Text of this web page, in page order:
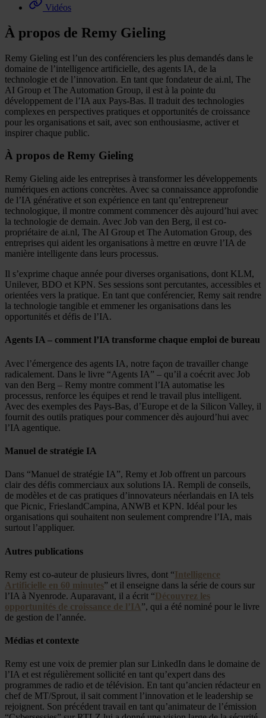
Vidéos
À propos de Remy Gieling
Remy Gieling est l’un des conférenciers les plus demandés dans le
domaine de l’intelligence artificielle, des agents IA, de la
technologie et de l’innovation. En tant que fondateur de ai.nl, The
AI Group et The Automation Group, il est à la pointe du
développement de l’IA aux Pays-Bas. Il traduit des technologies
complexes en perspectives pratiques et opportunités de croissance
pour les organisations et sait, avec son enthousiasme, activer et
inspirer chaque public.
À propos de Remy Gieling
Remy Gieling aide les entreprises à transformer les développements
numériques en actions concrètes. Avec sa connaissance approfondie
de l’IA générative et son expérience en tant qu’entrepreneur
technologique, il montre comment commencer dès aujourd’hui avec
la technologie de demain. Avec Job van den Berg, il est co-
propriétaire de ai.nl, The AI Group et The Automation Group, des
entreprises qui aident les organisations à mettre en œuvre l’IA de
manière intelligente dans leurs processus.
Il s’exprime chaque année pour diverses organisations, dont KLM,
Unilever, BDO et KPN. Ses sessions sont percutantes, accessibles et
orientées vers la pratique. En tant que conférencier, Remy sait rendre
la technologie tangible et emmener les organisations dans les
opportunités et défis de l’IA.
Agents IA – comment l’IA transforme chaque emploi de bureau
Avec l’émergence des agents IA, notre façon de travailler change
radicalement. Dans le livre “Agents IA” – qu’il a coécrit avec Job
van den Berg – Remy montre comment l’IA automatise les
processus, renforce les équipes et rend le travail plus intelligent.
Avec des exemples des Pays-Bas, d’Europe et de la Silicon Valley, il
fournit des outils pratiques pour commencer dès aujourd’hui avec
l’IA agentique.
Manuel de stratégie IA
Dans “Manuel de stratégie IA”, Remy et Job offrent un parcours
clair des défis commerciaux aux solutions IA. Rempli de conseils,
de modèles et de cas pratiques d’innovateurs néerlandais en IA tels
que Picnic, FrieslandCampina, ANWB et KPN. Idéal pour les
organisations qui souhaitent non seulement comprendre l’IA, mais
surtout l’appliquer.
Autres publications
Remy est co-auteur de plusieurs livres, dont “Intelligence
Artificielle en 60 minutes” et il enseigne dans la série de cours sur
l’IA à Nyenrode. Auparavant, il a écrit “Découvrez les
opportunités de croissance de l’IA”, qui a été nominé pour le livre
de gestion de l’année.
Médias et contexte
Remy est une voix de premier plan sur LinkedIn dans le domaine de
l’IA et est régulièrement sollicité en tant qu’expert dans des
programmes de radio et de télévision. En tant qu’ancien rédacteur en
chef de MT/Sprout, il sait comment l’innovation et le leadership se
rejoignent. Son précédent travail en tant qu’animateur de l’émission